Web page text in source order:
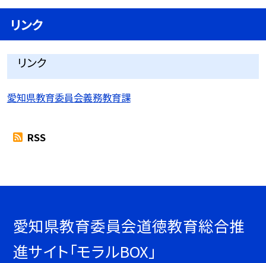
リンク
リンク
愛知県教育委員会義務教育課
RSS
愛知県教育委員会道徳教育総合推
進サイト「モラルBOX」